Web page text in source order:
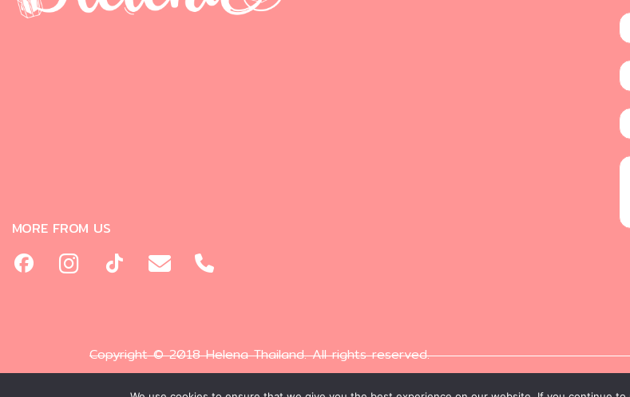
MORE FROM US
Copyright © 2018 Helena Thailand. All rights reserved.